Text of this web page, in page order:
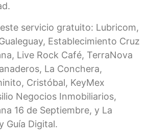
servicio gratuito: Lubricom,
Establecimiento Cruz
Live Rock Café, TerraNova
La Conchera,
Cristóbal, KeyMex
Negocios Inmobiliarios,
16 de Septiembre, y La
Guía Digital.